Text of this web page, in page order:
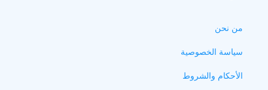
من نحن
سياسة الخصوصية
الأحكام والشروط